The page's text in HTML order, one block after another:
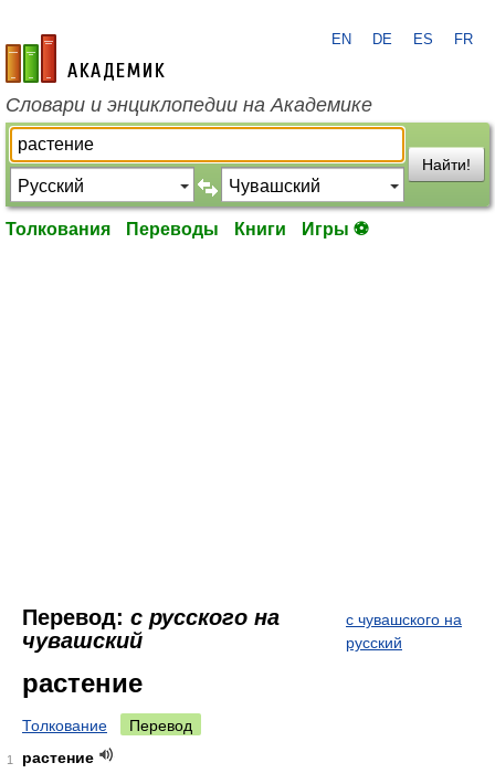
academic.ru
EN DE ES FR
Словари и энциклопедии на Академике
Найти!
Толкования Переводы Книги Игры ⚽
Перевод: с русского на
чувашский
с чувашского на
русский
растение
Толкование Перевод
1
растение